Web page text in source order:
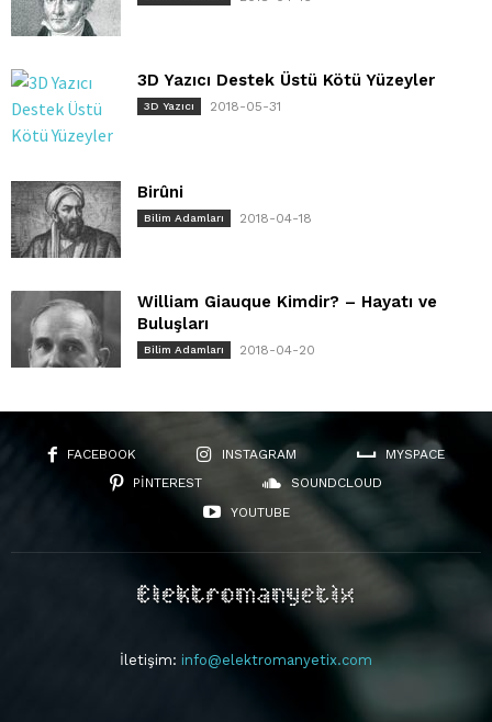
3D Yazıcı Destek Üstü Kötü Yüzeyler
3D Yazıcı 2018-05-31
Birûni
Bilim Adamları 2018-04-18
William Giauque Kimdir? – Hayatı ve
Buluşları
Bilim Adamları 2018-04-20
FACEBOOK INSTAGRAM
MYSPACE
PINTEREST
SOUNDCLOUD
YOUTUBE
İletişim: info@elektromanyetix.com